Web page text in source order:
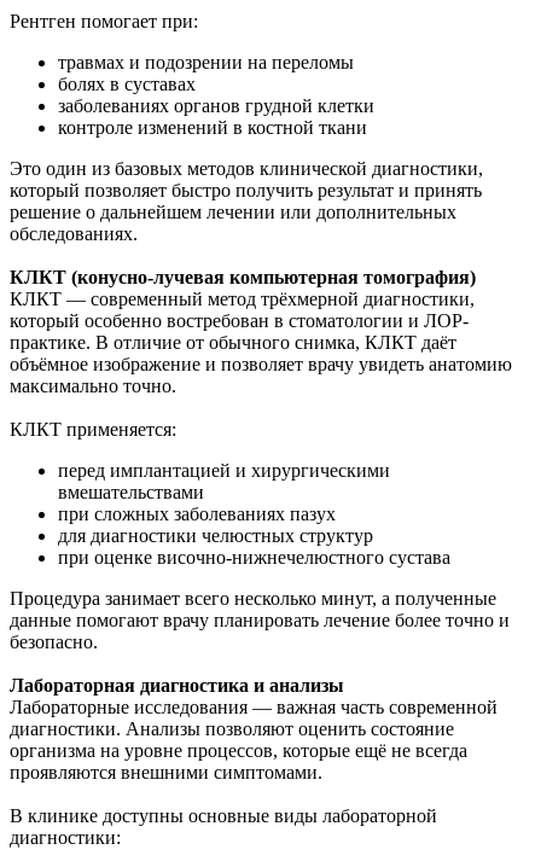
Рентген помогает при:
травмах и подозрении на переломы
болях в суставах
заболеваниях органов грудной клетки
контроле изменений в костной ткани
Это один из базовых методов клинической диагностики,
который позволяет быстро получить результат и принять
решение о дальнейшем лечении или дополнительных
обследованиях.
КЛКТ (конусно-лучевая компьютерная томография)
КЛКТ — современный метод трёхмерной диагностики,
который особенно востребован в стоматологии и ЛОР-
практике. В отличие от обычного снимка, КЛКТ даёт
объёмное изображение и позволяет врачу увидеть анатомию
максимально точно.
КЛКТ применяется:
перед имплантацией и хирургическими
вмешательствами
при сложных заболеваниях пазух
для диагностики челюстных структур
при оценке височно-нижнечелюстного сустава
Процедура занимает всего несколько минут, а полученные
данные помогают врачу планировать лечение более точно и
безопасно.
Лабораторная диагностика и анализы
Лабораторные исследования — важная часть современной
диагностики. Анализы позволяют оценить состояние
организма на уровне процессов, которые ещё не всегда
проявляются внешними симптомами.
В клинике доступны основные виды лабораторной
диагностики: